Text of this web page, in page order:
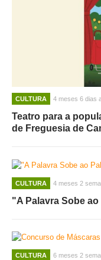
CULTURA 4 meses 6 dias
Teatro para a
de Freguesia de
CULTURA 4 meses 2
"A Palavra Sobe
CULTURA 6 meses 2